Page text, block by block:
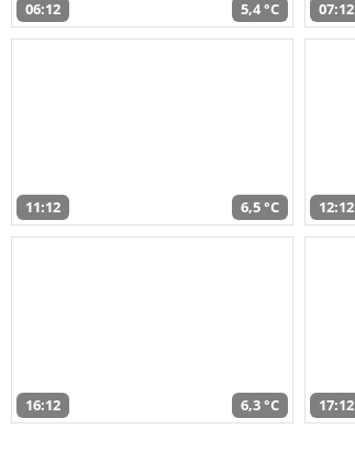
06:12 5,4 °C 07:12
11:12 6,5 °C 12:12
16:12 6,3 °C 17:12